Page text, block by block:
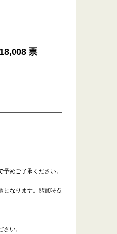
18,008 票
めご了承ください。
となります。閲覧時点
い。